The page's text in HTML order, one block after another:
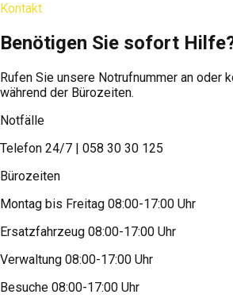
Kontakt
Benötigen Sie sofort
Rufen Sie unsere Notrufnummer an oder
während der Bürozeiten.
Notfälle
Telefon 24/7 | 058 30 30 125
Bürozeiten
Montag bis Freitag 08:00-17:00 Uhr
Ersatzfahrzeug 08:00-17:00 Uhr
Verwaltung 08:00-17:00 Uhr
Besuche 08:00-17:00 Uhr